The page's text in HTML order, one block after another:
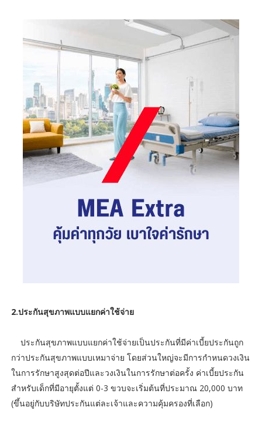
2.ประกันสุขภาพแบบแยกค่าใช้จ่าย
ประกันสุขภาพแบบแยกค่าใช้จ่ายเป็นประกันที่มีค่าเบี้ยประกันถูก
กว่าประกันสุขภาพแบบเหมาจ่าย โดยส่วนใหญ่จะมีการกำหนดวงเงิน
ในการรักษาสูงสุดต่อปีและวงเงินในการรักษาต่อครั้ง ค่าเบี้ยประกัน
สำหรับเด็กที่มีอายุตั้งแต่ 0-3 ขวบจะเริ่มต้นที่ประมาณ 20,000 บาท
(ขึ้นอยู่กับบริษัทประกันแต่ละเจ้าและความคุ้มครองที่เลือก)